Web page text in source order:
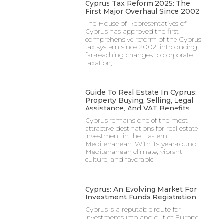
Cyprus Tax Reform 2025: The
First Major Overhaul Since 2002
The House of Representatives of
Cyprus has approved the first
comprehensive reform of the Cyprus
tax system since 2002, introducing
far-reaching changes to corporate
taxation,
Guide To Real Estate In Cyprus:
Property Buying, Selling, Legal
Assistance, And VAT Benefits
Cyprus remains one of the most
attractive destinations for real estate
investment in the Eastern
Mediterranean. With its year-round
Mediterranean climate, vibrant
culture, and favorable
Cyprus: An Evolving Market For
Investment Funds Registration
Cyprus is a reputable route for
investments into and out of Europe